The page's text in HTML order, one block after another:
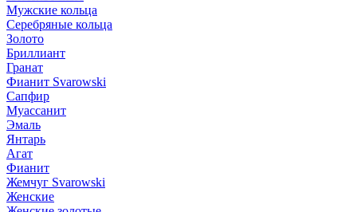
Мужские кольца
Серебряные кольца
Золото
Бриллиант
Гранат
Фианит Svarowski
Сапфир
Муассанит
Эмаль
Янтарь
Агат
Фианит
Жемчуг Svarowski
Женские